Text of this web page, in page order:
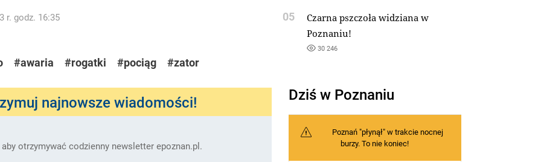
r. godz. 16:35
#awaria #rogatki #pociąg #zator
najnowsze wiadomości!
otrzymywać codzienny newsletter epoznan.pl.
05
Czarna pszczoła widziana w
Poznaniu!
30 246
Dziś w Poznaniu
Poznań "płynął" w trakcie nocnej
burzy. To nie koniec!